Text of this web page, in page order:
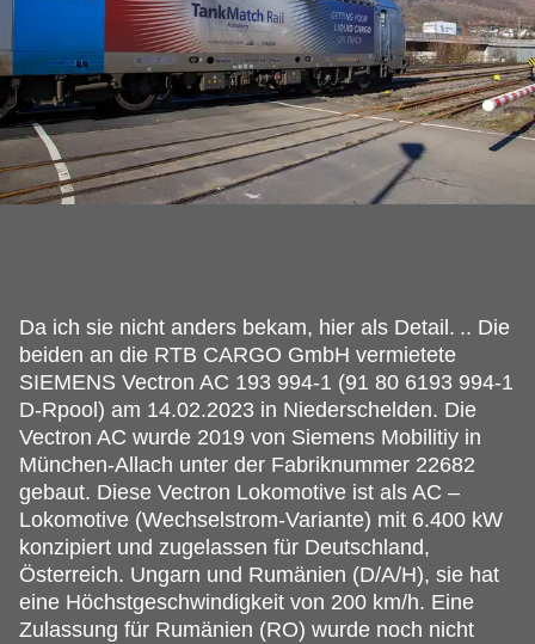
Da ich sie nicht anders bekam, hier als Detail. .. Die
beiden an die RTB CARGO GmbH vermietete
SIEMENS Vectron AC 193 994-1 (91 80 6193 994-1
D-Rpool) am 14.02.2023 in Niederschelden. Die
Vectron AC wurde 2019 von Siemens Mobilitiy in
München-Allach unter der Fabriknummer 22682
gebaut. Diese Vectron Lokomotive ist als AC –
Lokomotive (Wechselstrom-Variante) mit 6.400 kW
konzipiert und zugelassen für Deutschland,
Österreich. Ungarn und Rumänien (D/A/H), sie hat
eine Höchstgeschwindigkeit von 200 km/h. Eine
Zulassung für Rumänien (RO) wurde noch nicht